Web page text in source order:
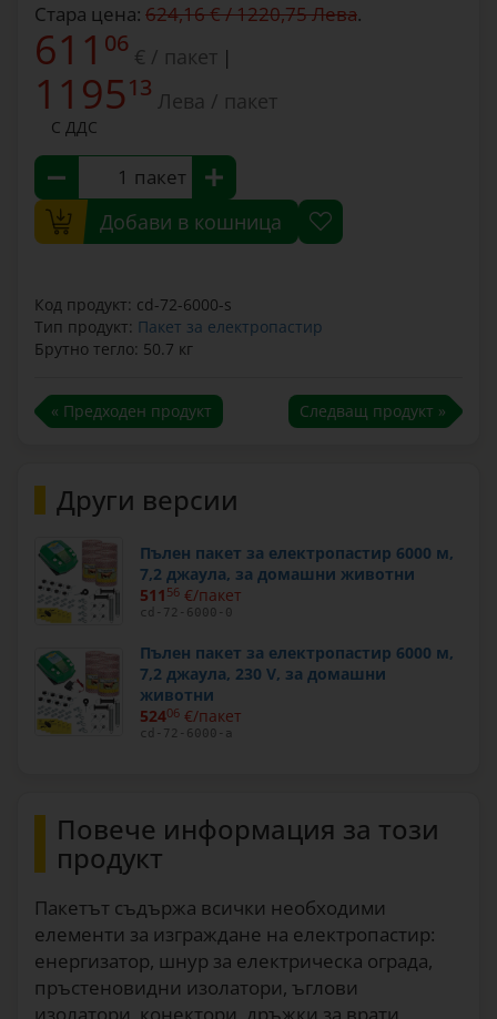
Стара цена: 624,16 € / 1220,75 Лева.
611 06 € / пакет |
119513 Лева / пакет
С ДДС
пакет
Добави в кошница
Код продукт: cd-72-6000-s
Тип продукт: Пакет за електропастир
Брутно тегло: 50.7 кг
« Предходен продукт Следващ продукт »
Други версии
Пълен пакет за електропастир 6000 м,
7,2 джаула, за домашни животни
511 56 €/пакет
cd-72-6000-0
Пълен пакет за електропастир 6000 м,
7,2 джаула, 230 V, за домашни
животни
52406 €/пакет
cd-72-6000-a
Повече информация за този
продукт
Пакетът съдържа всички необходими
елементи за изграждане на електропастир:
енергизатор, шнур за електрическа ограда,
пръстеновидни изолатори, ъглови